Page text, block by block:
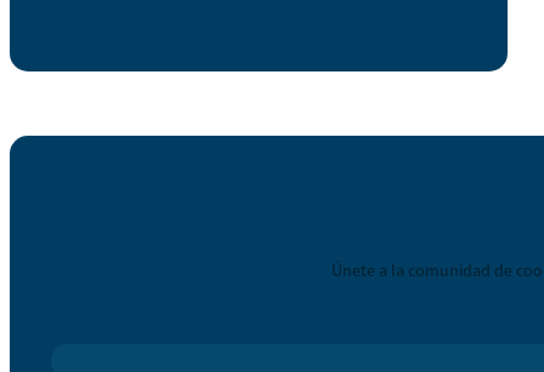
Únete a la comunidad de